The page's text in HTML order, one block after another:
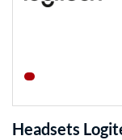
Headsets